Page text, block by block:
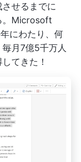
せるまでに
。Microsoft
にわたり、何
月7億5千万人
てきた！